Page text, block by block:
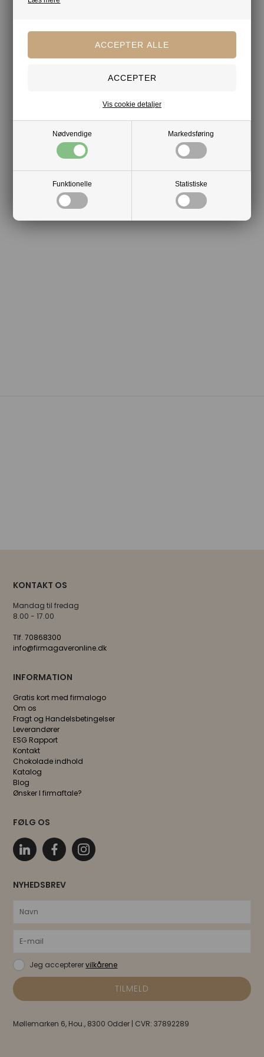
Nødvendige Markedsføring
Funktionelle Statistiske
Vis cookie detaljer
Chokoladeæsker
Lagerførende
Gratis kort med hilsen og firmalogo
Hurtig levering
KONTAKT OS
Mandag til fredag
8.00 - 17.00
Tlf. 70868300
info@firmagaveronline.dk
INFORMATION
Gratis kort med firmalogo
Om os
Fragt og Handelsbetingelser
Leverandører
ESG Rapport
Kontakt
Chokolade indhold
Katalog
Blog
Ønsker I firmaftale?
FØLG OS
NYHEDSBREV
Jeg accepterervilkårene
Møllemarken 6, Hou., 8300 Odder | CVR: 37892289